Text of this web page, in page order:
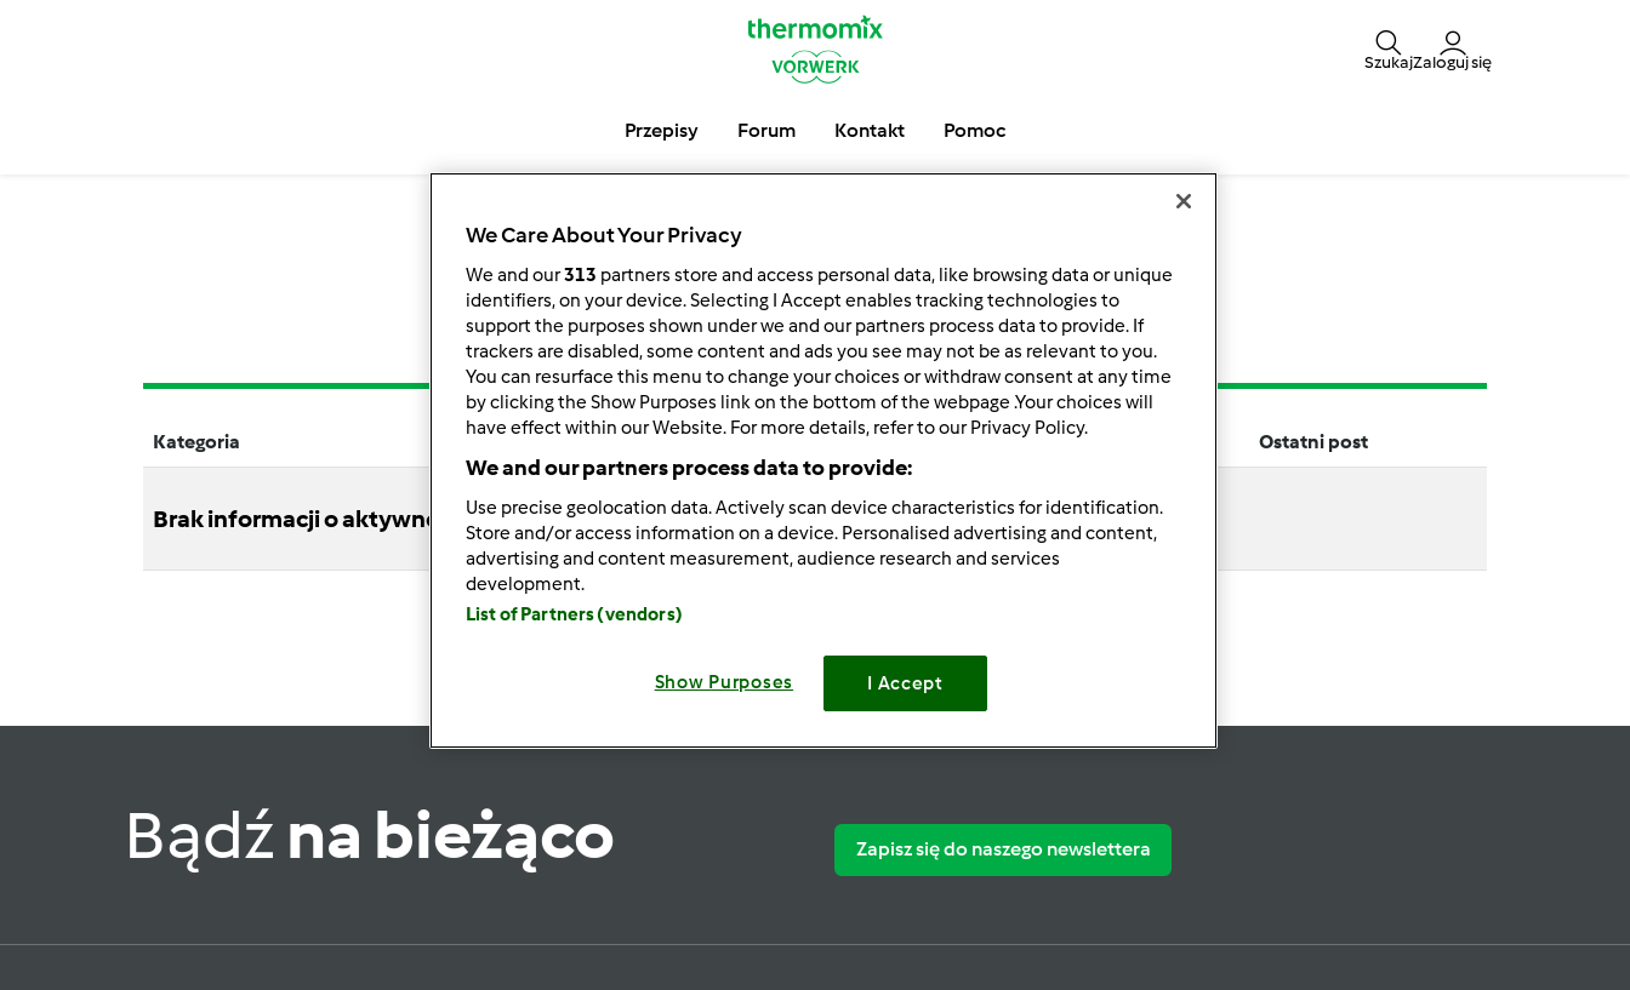
SzukajZaloguj się
Przepisy Forum Kontakt Pomoc
Ostatnie Posty
Kategoria Tytuł Autor Odpowiedzi Ostatni post
Brak informacji o aktywnościach
Bądź na bieżąco Zapisz się do naszego newslettera
We Care About Your Privacy
We and our313 partners store and access personal data, like browsing data or unique
identifiers, on your device. Selecting I Accept enables tracking technologies to
support the purposes shown under we and our partners process data to provide. If
trackers are disabled, some content and ads you see may not be as relevant to you.
You can resurface this menu to change your choices or withdraw consent at any time
by clicking the Show Purposes link on the bottom of the webpage .Your choices will
have effect within our Website. For more details, refer to our Privacy Policy.
We and our partners process data to provide:
Use precise geolocation data. Actively scan device characteristics for identification.
Store and/or access information on a device. Personalised advertising and content,
advertising and content measurement, audience research and services
development.
List of Partners (vendors)
Show Purposes I Accept